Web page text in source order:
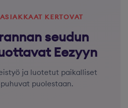
KERTOVAT
seudun
Eezyyn
ja luotetut paikalliset
puolestaan.